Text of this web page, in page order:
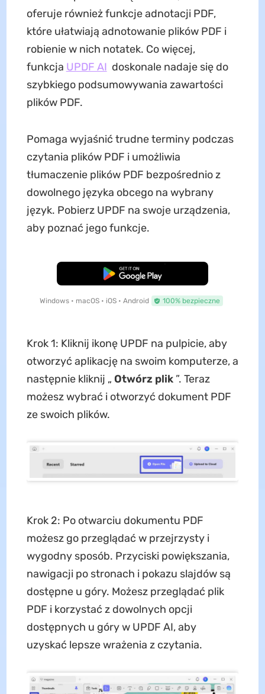
oferuje również funkcje adnotacji PDF,
które ułatwiają adnotowanie plików PDF i
robienie w nich notatek. Co więcej,
funkcja UPDF AI doskonale nadaje się do
szybkiego podsumowywania zawartości
plików PDF.
Pomaga wyjaśnić trudne terminy podczas
czytania plików PDF i umożliwia
tłumaczenie plików PDF bezpośrednio z
dowolnego języka obcego na wybrany
język. Pobierz UPDF na swoje urządzenia,
aby poznać jego funkcje.
Pobierz za darmo
Windows • macOS • iOS • Android 100% bezpieczne
Krok 1: Kliknij ikonę UPDF na pulpicie, aby
otworzyć aplikację na swoim komputerze, a
następnie kliknij „ Otwórz plik”. Teraz
możesz wybrać i otworzyć dokument PDF
ze swoich plików.
Krok 2: Po otwarciu dokumentu PDF
możesz go przeglądać w przejrzysty i
wygodny sposób. Przyciski powiększania,
nawigacji po stronach i pokazu slajdów są
dostępne u góry. Możesz przeglądać plik
PDF i korzystać z dowolnych opcji
dostępnych u góry w UPDF AI, aby
uzyskać lepsze wrażenia z czytania.